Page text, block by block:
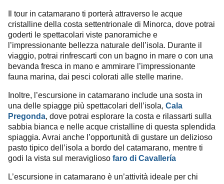
Il tour in catamarano ti porterà attraverso le acque
cristalline della costa settentrionale di Minorca, dove potrai
goderti le spettacolari viste panoramiche e
l’impressionante bellezza naturale dell’isola. Durante il
viaggio, potrai rinfrescarti con un bagno in mare o con una
bevanda fresca in mano e ammirare l’impressionante
fauna marina, dai pesci colorati alle stelle marine.
Inoltre, l’escursione in catamarano include una sosta in
una delle spiagge più spettacolari dell’isola, Cala
Pregonda, dove potrai esplorare la costa e rilassarti sulla
sabbia bianca e nelle acque cristalline di questa splendida
spiaggia. Avrai anche l’opportunità di gustare un delizioso
pasto tipico dell’isola a bordo del catamarano, mentre ti
godi la vista sul meraviglioso faro di Cavallería
L’escursione in catamarano è un’attività ideale per chi